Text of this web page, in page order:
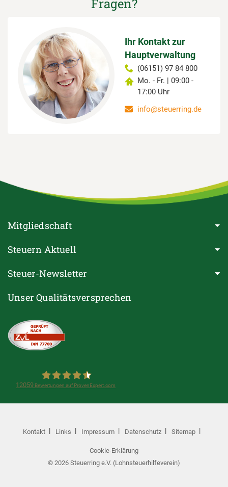
Fragen?
Ihr Kontakt zur
Hauptverwaltung
(06151) 97 84 800
Mo. - Fr. | 09:00 -
17:00 Uhr
info@steuerring.de
Mitgliedschaft
Steuern Aktuell
Steuer-Newsletter
Unser Qualitätsversprechen
12059 Bewertungen auf ProvenExpert.com
Kontakt Links Impressum Datenschutz Sitemap
Cookie-Erklärung
© 2026 Steuerring e.V. (Lohnsteuerhilfeverein)